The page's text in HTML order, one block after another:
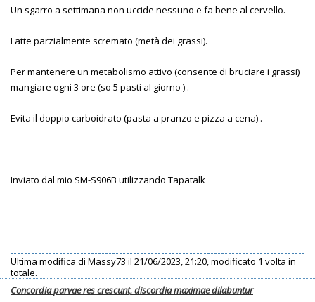
Un sgarro a settimana non uccide nessuno e fa bene al cervello.
Latte parzialmente scremato (metà dei grassi).
Per mantenere un metabolismo attivo (consente di bruciare i grassi)
mangiare ogni 3 ore (so 5 pasti al giorno ) .
Evita il doppio carboidrato (pasta a pranzo e pizza a cena) .
Inviato dal mio SM-S906B utilizzando Tapatalk
Ultima modifica di Massy73 il 21/06/2023, 21:20, modificato 1 volta in
totale.
Concordia parvae res crescunt, discordia maximae dilabuntur